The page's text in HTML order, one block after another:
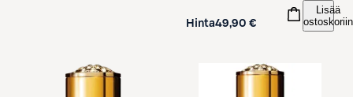
Hinta49,90 €
Lisää
ostoskoriin